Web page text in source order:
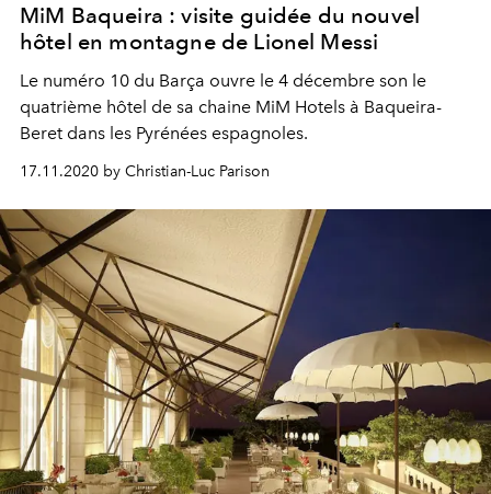
MiM Baqueira : visite guidée du nouvel
hôtel en montagne de Lionel Messi
Le numéro 10 du Barça ouvre le 4 décembre son le
quatrième hôtel de sa chaine MiM Hotels à Baqueira-
Beret dans les Pyrénées espagnoles.
17.11.2020 by Christian-Luc Parison